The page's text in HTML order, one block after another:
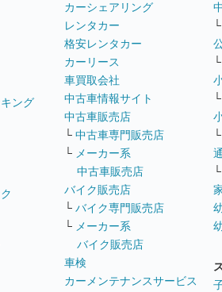
ング
カーシェアリング
レンタカー
格安レンタカー
カーリース
車買取会社
中古車情報サイト
中古車販売店
└ 中古車専門販売店
└ メーカー系
中古車販売店
バイク販売店
└ バイク専門販売店
└ メーカー系
バイク販売店
車検
カーメンテナンスサービス
└
└
└
└
└